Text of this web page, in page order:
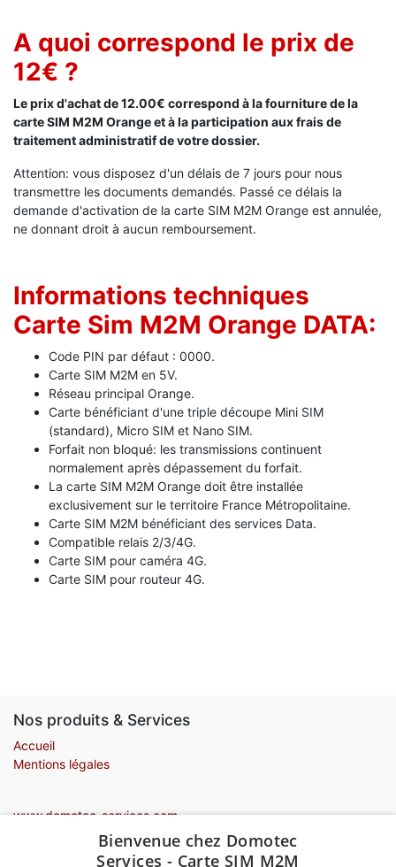
A quoi correspond le prix de
12€ ?
Le prix d'achat de 12.00€ correspond à la fourniture de la
carte SIM M2M Orange et à la participation auxfrais de
traitement administratif de votre dossier.
Attention: vous disposez d'un délais de 7 jours pour nous
transmettre les documents demandés. Passé ce délais la
demande d'activation de la carte SIM M2M Orange est annulée,
ne donnant droit à aucun remboursement.
Informations techniques
Carte Sim M2M Orange DATA:
Code PIN par défaut : 0000.
Carte SIM M2M en 5V.
Réseau principal Orange.
Carte bénéficiant d'une triple découpe Mini SIM
(standard), Micro SIM et Nano SIM.
Forfait non bloqué: les transmissions continuent
normalement après dépassement du forfait.
La carte SIM M2M Orange doit être installée
exclusivement sur le territoire France Métropolitaine.
Carte SIM M2M bénéficiant des services Data.
Compatible relais 2/3/4G.
Carte SIM pour caméra 4G.
Carte SIM pour routeur 4G.
Nos produits & Services
Accueil
Mentions légales
www.domotec-services.com
Contactez-nousBienvenue chez Domotec
Services - Carte SIM M2M